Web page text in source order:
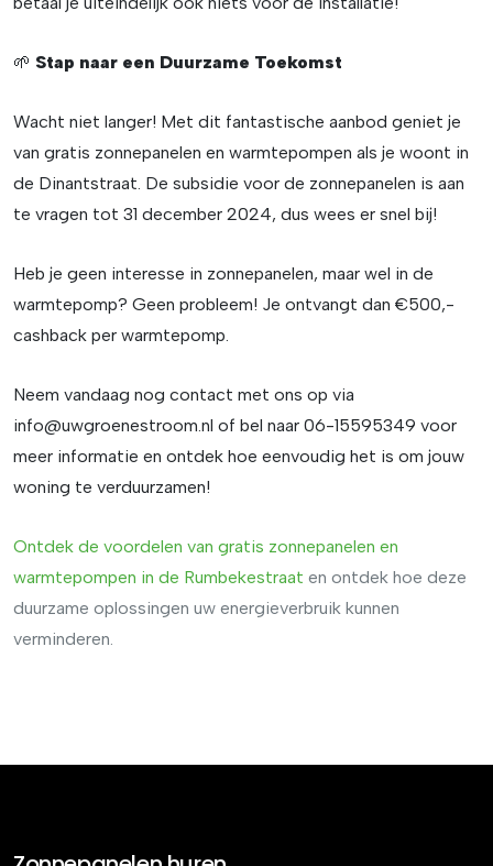
🌱 Stap naar een Duurzame Toekomst
Wacht niet langer! Met dit fantastische aanbod geniet je
van gratis zonnepanelen en warmtepompen als je woont in
de Dinantstraat. De subsidie voor de zonnepanelen is aan
te vragen tot 31 december 2024, dus wees er snel bij!
Heb je geen interesse in zonnepanelen, maar wel in de
warmtepomp? Geen probleem! Je ontvangt dan €500,-
cashback per warmtepomp.
Neem vandaag nog contact met ons op via
info@uwgroenestroom.nl of bel naar 06-15595349 voor
meer informatie en ontdek hoe eenvoudig het is om jouw
woning te verduurzamen!
Ontdek de voordelen van gratis zonnepanelen en
warmtepompen in de Rumbekestraat en ontdek hoe deze
duurzame oplossingen uw energieverbruik kunnen
verminderen.